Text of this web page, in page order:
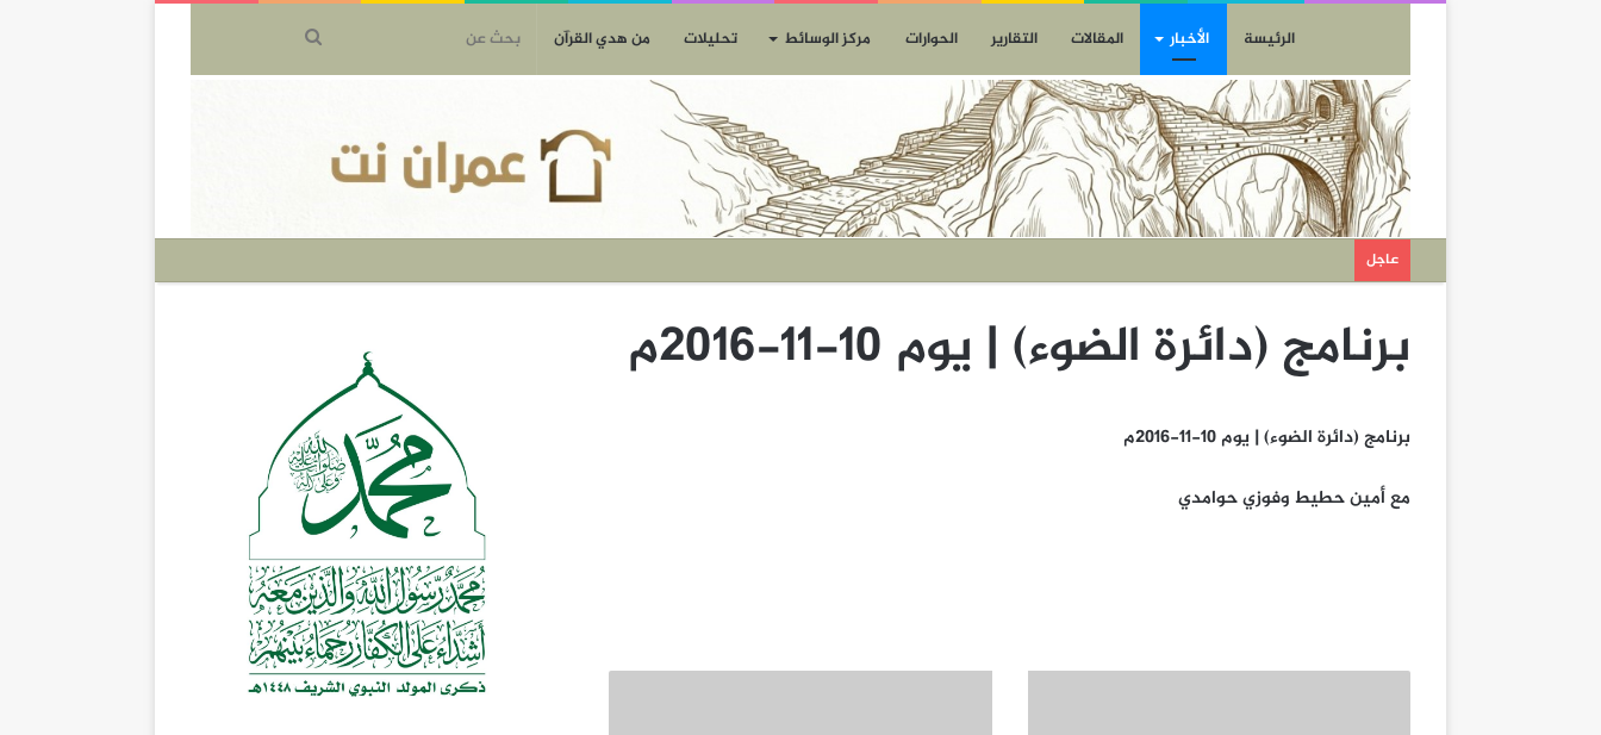
الرئيسة الأخبار المقالات التقارير الحوارات مركز الوسائط تحليلات من هدي القرآن
عاجل
برنامج (دائرة الضوء) | يوم 10-11-2016م
برنامج (دائرة الضوء) | يوم 10-11-2016م
مع أمين حطيط وفوزي حوامدي